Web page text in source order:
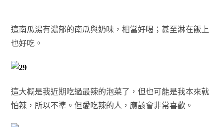
這南瓜湯有濃郁的南瓜與奶味，相當好喝；甚至淋在飯上
也好吃。
這大概是我近期吃過最辣的泡菜了，但也可能是我本來就
怕辣，所以不準。但愛吃辣的人，應該會非常喜歡。